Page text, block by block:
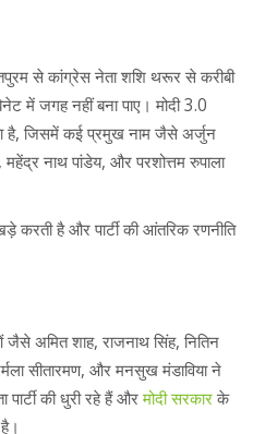
से कांग्रेस नेता शशि थरूर से करीबी
में जगह नहीं बना पाए। मोदी 3.0
है, जिसमें कई प्रमुख नाम जैसे अर्जुन
महेंद्र नाथ पांडेय, और परशोत्तम रुपाला
करती है और पार्टी की आंतरिक रणनीति
जैसे अमित शाह, राजनाथ सिंह, नितिन
सीतारमण, और मनसुख मंडाविया ने
की धुरी रहे हैं औरमोदी सरकारके